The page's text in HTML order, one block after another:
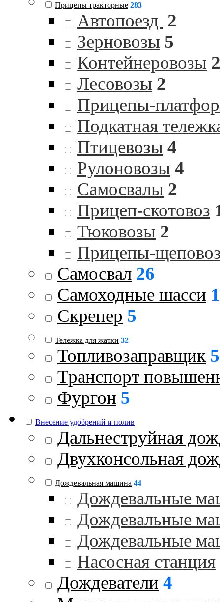
Прицепы тракторные 283
Автопоезд 2
Зерновозы 5
Контейнеровозы 2
Лесовозы 2
Прицепы-
Подкатная
Птицевозы 4
Рулоновозы 4
Самосвалы 2
Прицеп-скотовоз
Тюковозы 2
Прицепы-
Самосвал 26
Самоходные шасси
Скрепер 5
Тележка для жатки 32
Топливозаправщик 5
Транспорт
Фургон 5
Внесение удобрений и полив
Дальнеструйная
Двухконсольная
Дождевальная машина 44
Дождевальные
Дождевальные
Дождевальные
Насосная станция
Дождеватели 4